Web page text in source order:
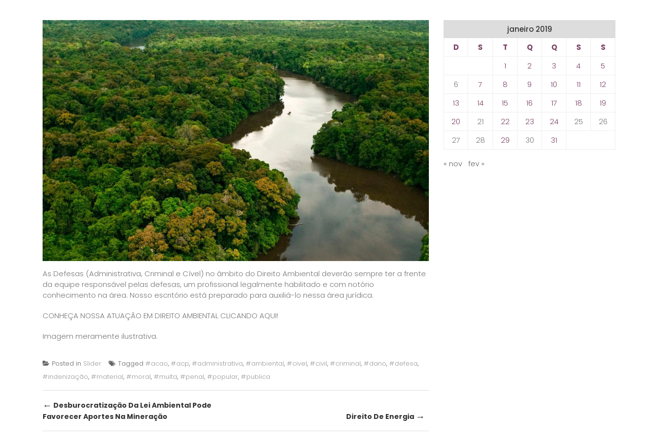
As Defesas (Administrativa, Criminal e Cível) no âmbito do Direito Ambiental deverão sempre ter a frente
da equipe responsável pelas defesas, um profissional legalmente habilitado e com notório
conhecimento na área. Nosso escritório está preparado para auxiliá-lo nessa área jurídica.
CONHEÇA NOSSA ATUAÇÃO EM DIREITO AMBIENTAL CLICANDO AQUI!
Imagem meramente ilustrativa.
Posted in Slider Tagged #acao, #acp, #administrativa, #ambiental, #civel, #civil, #criminal, #dano, #defesa,
#indenização, #material, #moral, #multa, #penal, #popular, #publica
Post
navigation
← Desburocratização Da Lei Ambiental Pode
Favorecer Aportes Na Mineração
Direito De Energia →
janeiro 2019
D
S T Q Q S
S
1
2 3 4
5
6
7 8 9 10 11
12
13
14 15 16 17 18
19
20
21 22 23 24 25
26
27
28 29 30 31
« nov fev »